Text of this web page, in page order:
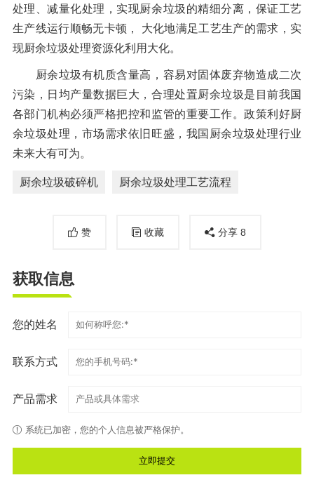
处理、减量化处理，实现厨余垃圾的精细分离，保证工艺
生产线运行顺畅无卡顿， 大化地满足工艺生产的需求，实
现厨余垃圾处理资源化利用大化。
厨余垃圾有机质含量高，容易对固体废弃物造成二次
污染，日均产量数据巨大，合理处置厨余垃圾是目前我国
各部门机构必须严格把控和监管的重要工作。政策利好厨
余垃圾处理，市场需求依旧旺盛，我国厨余垃圾处理行业
未来大有可为。
厨余垃圾破碎机 厨余垃圾处理工艺流程
赞 收藏 分享 8
获取信息
您的姓名
联系方式
产品需求
系统已加密，您的个人信息被严格保护。